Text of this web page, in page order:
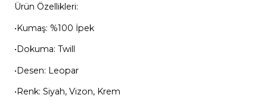
Ürün Özellikleri:
•Kumaş: %100 İpek
•Dokuma: Twill
•Desen: Leopar
•Renk: Siyah, Vizon, Krem